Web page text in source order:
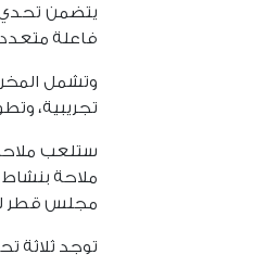
يتضمن تحدي
فاعلة
وتشمل
تجريبية،
ستلعب
ملاحة بنشاط
مجلس قطر
توجد ثلاثة